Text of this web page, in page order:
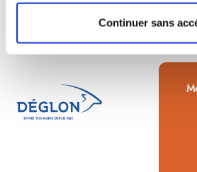
Continuer sans